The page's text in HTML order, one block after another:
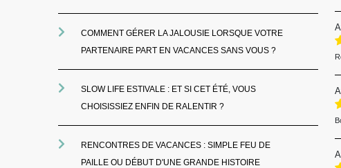
COMMENT GÉRER LA JALOUSIE LORSQUE VOTRE
PARTENAIRE PART EN VACANCES SANS VOUS ?
SLOW LIFE ESTIVALE : ET SI CET ÉTÉ, VOUS
CHOISISSIEZ ENFIN DE RALENTIR ?
RENCONTRES DE VACANCES : SIMPLE FEU DE
PAILLE OU DÉBUT D'UNE GRANDE HISTOIRE